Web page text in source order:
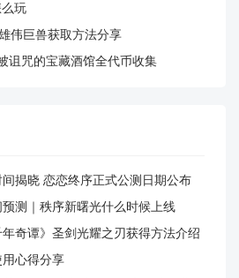
玩
伟巨兽获取方法分享
诅咒的宝藏酒馆全代币收集
揭晓 恋恋终序正式公测日期公布
测｜秩序新曙光什么时候上线
年奇谭》圣剑光耀之刃获得方法介绍
用心得分享